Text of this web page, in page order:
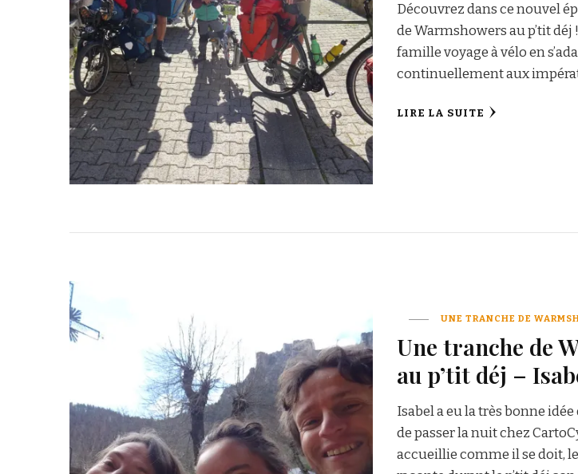
Découvrez dans ce nouvel
de Warmshowers au p’tit
famille voyage à vélo en
continuellement aux
LIRE LA SUITE
UNE TRANCHE DE
Une tranche de
au p’tit déj –
Isabel a eu la très bonne
de passer la nuit chez
accueillie comme il se doit,